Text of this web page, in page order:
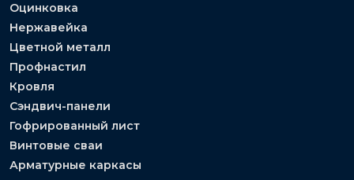
Оцинковка
Нержавейка
Цветной металл
Профнастил
Кровля
Сэндвич-панели
Гофрированный лист
Винтовые сваи
Арматурные каркасы